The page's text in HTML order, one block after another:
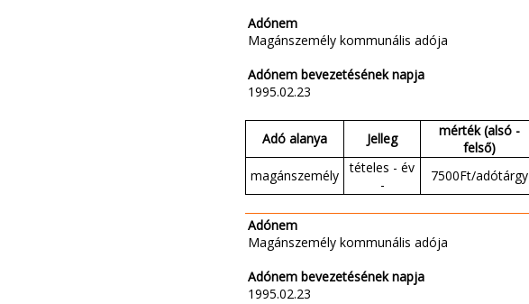
Adónem
Magánszemély kommunális adója
Adónem bevezetésének napja
1995.02.23
Adó alanya Jelleg
mérték (alsó -
felső)
magánszemély
tételes - év
-
7500Ft/adótárgy
Adónem
Magánszemély kommunális adója
Adónem bevezetésének napja
1995.02.23